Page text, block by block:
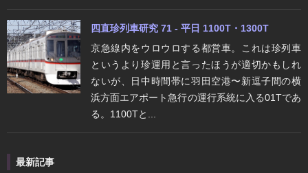
四直珍列車研究 71 - 平日 1100T・1300T
京急線内をウロウロする都営車。これは珍列車
というより珍運用と言ったほうが適切かもしれ
ないが、日中時間帯に羽田空港〜新逗子間の横
浜方面エアポート急行の運行系統に入る01Tであ
る。1100Tと...
最新記事